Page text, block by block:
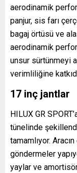
aerodinamik
panjur, sis farı
bagaj örtüsü ve
aerodinamik
unsur sürtünmeyi
verimliliğine
17 inç jantlar
HILUX GR
tünelinde
tamamlıyor. Aracın
göndermeler
yaylar ve